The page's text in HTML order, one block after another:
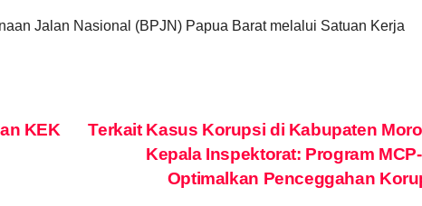
Jalan Nasional (BPJN) Papua Barat melalui Satuan Kerja
Terkait Kasus Korupsi di Kabupaten
Kepala Inspektorat: Program
Optimalkan Penceggahan
KEK